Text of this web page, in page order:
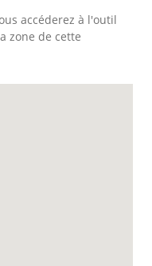
accéderez à l'outil
zone de cette